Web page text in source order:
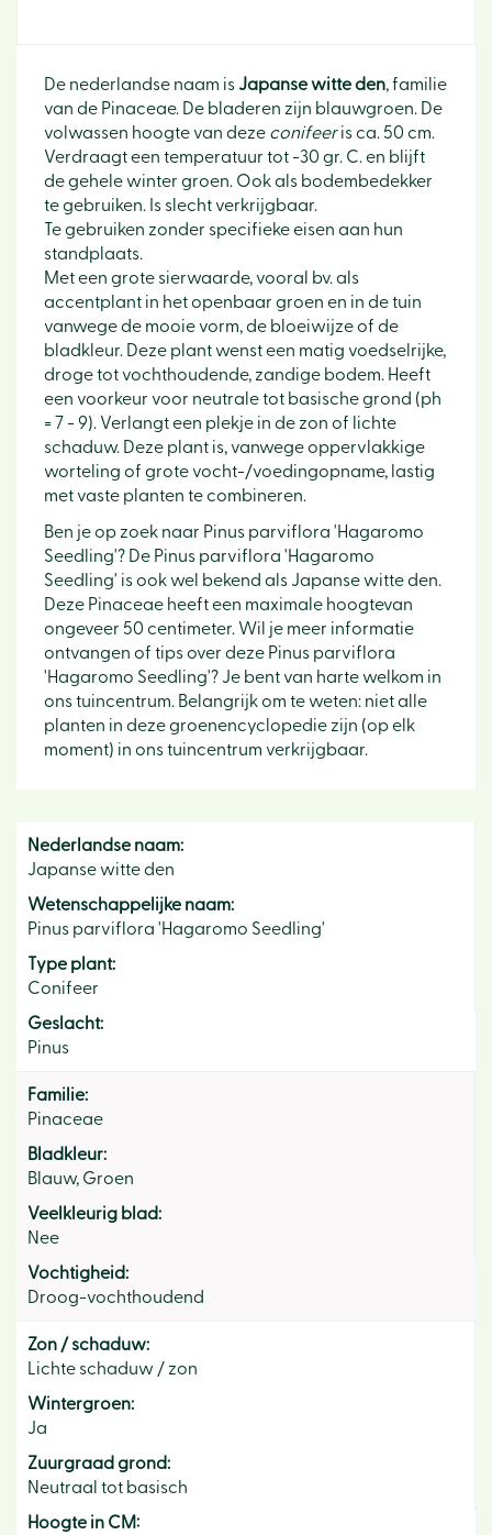
De nederlandse naam is Japanse witte den, familie
van de Pinaceae. De bladeren zijn blauwgroen. De
volwassen hoogte van deze conifeeris ca. 50 cm.
Verdraagt een temperatuur tot -30 gr. C. en blijft
de gehele winter groen. Ook als bodembedekker
te gebruiken. Is slecht verkrijgbaar.
Te gebruiken zonder specifieke eisen aan hun
standplaats.
Met een grote sierwaarde, vooral bv. als
accentplant in het openbaar groen en in de tuin
vanwege de mooie vorm, de bloeiwijze of de
bladkleur. Deze plant wenst een matig voedselrijke,
droge tot vochthoudende, zandige bodem. Heeft
een voorkeur voor neutrale tot basische grond (ph
= 7 - 9). Verlangt een plekje in de zon of lichte
schaduw. Deze plant is, vanwege oppervlakkige
worteling of grote vocht-/voedingopname, lastig
met vaste planten te combineren.
Ben je op zoek naar Pinus parviflora 'Hagaromo
Seedling'? De Pinus parviflora 'Hagaromo
Seedling' is ook wel bekend als Japanse witte den.
Deze Pinaceae heeft een maximale hoogtevan
ongeveer 50 centimeter. Wil je meer informatie
ontvangen of tips over deze Pinus parviflora
'Hagaromo Seedling'? Je bent van harte welkom in
ons tuincentrum. Belangrijk om te weten: niet alle
planten in deze groenencyclopedie zijn (op elk
moment) in ons tuincentrum verkrijgbaar.
Nederlandse naam:
Japanse witte den
Wetenschappelijke naam:
Pinus parviflora 'Hagaromo Seedling'
Type plant:
Conifeer
Geslacht:
Pinus
Familie:
Pinaceae
Bladkleur:
Blauw, Groen
Veelkleurig blad:
Nee
Vochtigheid:
Droog-vochthoudend
Zon / schaduw:
Lichte schaduw / zon
Wintergroen:
Ja
Zuurgraad grond:
Neutraal tot basisch
Hoogte in CM: